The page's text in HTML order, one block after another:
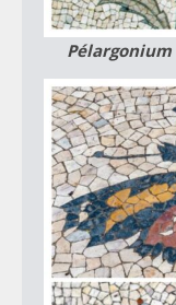
Pélargonium